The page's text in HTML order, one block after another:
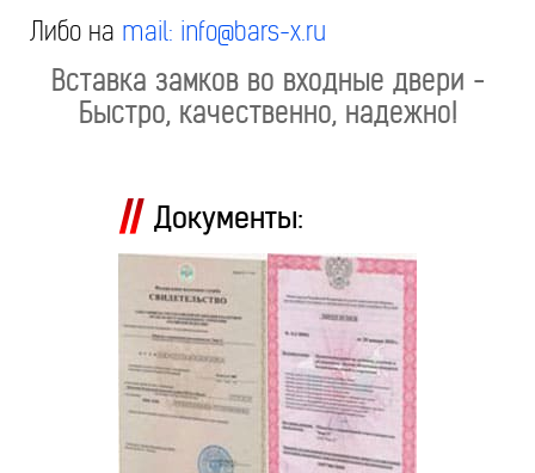
Либо на mail: info@bars-x.ru
Вставка замков во входные двери -
Быстро, качественно, надежно!
Документы: